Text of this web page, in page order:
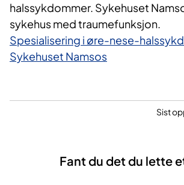
halssykdommer. Sykehuset
sykehus med traumefunksjon.
Spesialisering i øre-nese-
Sykehuset Namsos
Sist
Fant du det du lette